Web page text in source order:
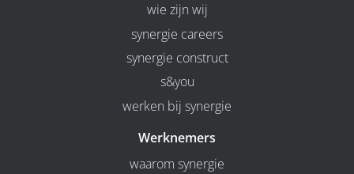
wie zijn wij
synergie careers
synergie construct
s&you
werken bij synergie
Werknemers
waarom synergie